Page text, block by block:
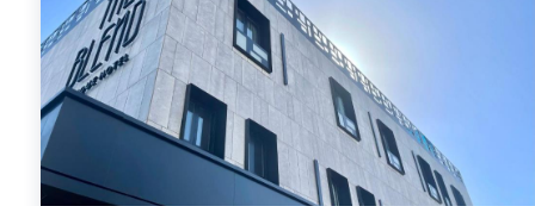
בהן חומרי גלם טריים ואיכותיים נרקחים למנות מענגות על ידי שפים
מומחים. בין אם אתם חובבי בשר או צמחוניים, התפריט שלנו מציע גן עדן
של טעמים שיספק כל חך. בר סולטנה, על הגג של המלון עם האווירה
הקסומה שלו, מציע חווית ערב ייחודית עם הופעות ריקודי בטן לצלילי
דרבוקה בלילות נבחרים מול הנוף המרהיב . במתחם המלון יש שתי
מסעדות: לוקנדה, בכניסה למלון עם נוף לעיר העתיקה, ופתוחה לקהל
הרחב עם 10% הנחה לאורחי המלון. זעפרן היא חדר האוכל של המלון, בו
מוגשות הארוחות בוקר וערב. הזמינו את הלינה בנצרת במלון הבוטיק שלנו
עוד היום ותיהנו משילוב מושלם של יוקרה, מסורת ונוחות מודרנית.